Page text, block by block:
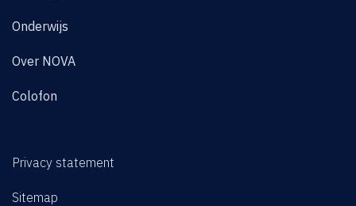
Onderwijs
Over NOVA
Colofon
Privacy statement
Sitemap